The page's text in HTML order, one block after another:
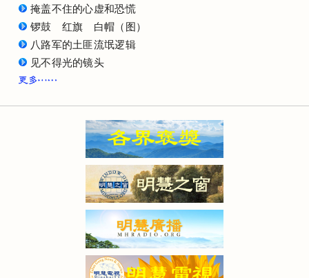
掩盖不住的心虚和恐慌
锣鼓 红旗 白帽（图）
八路军的土匪流氓逻辑
见不得光的镜头